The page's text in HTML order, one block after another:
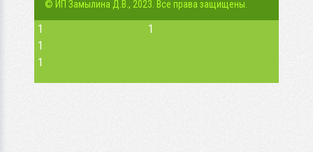
© ИП Замылина Д.В., 2023. Все права защищены.
1
1
1
1